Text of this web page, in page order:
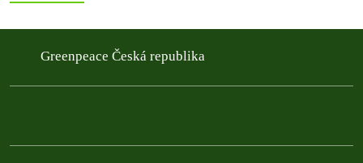
Greenpeace Česká republika